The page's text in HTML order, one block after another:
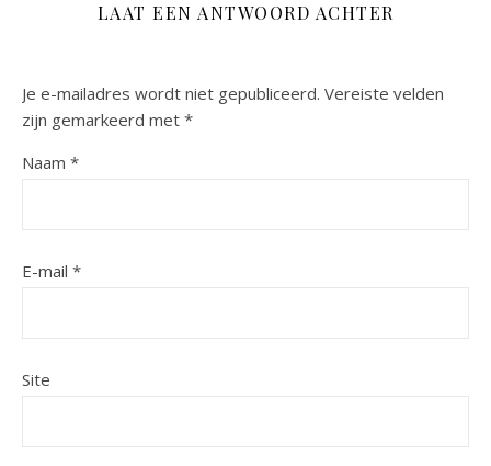
LAAT EEN ANTWOORD ACHTER
Je e-mailadres wordt niet gepubliceerd. Vereiste velden
zijn gemarkeerd met *
Naam *
E-mail *
Site